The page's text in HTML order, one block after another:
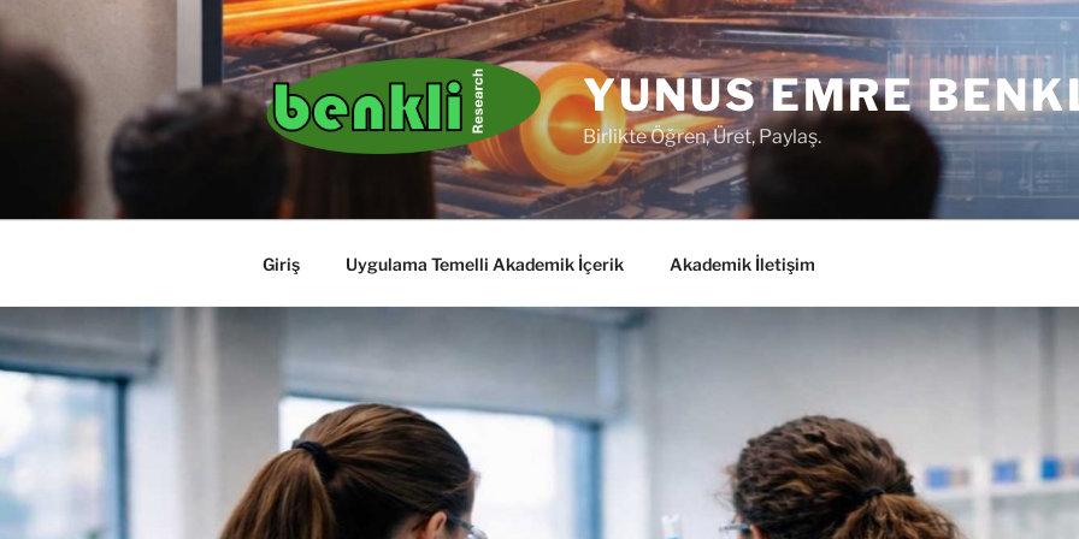
İçeriğe
geç
YUNUS EMRE
Birlikte Öğren, Üret, Paylaş.
Giriş Uygulama Temelli Akademik İçerik Akademik İletişim